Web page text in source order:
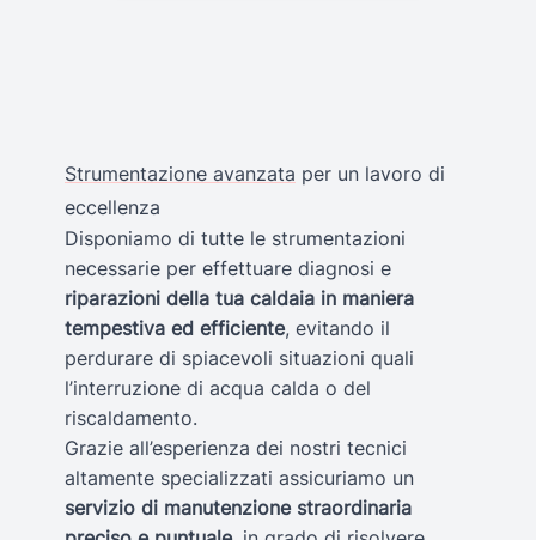
Strumentazione avanzata per un lavoro di
eccellenza
Disponiamo di tutte le strumentazioni
necessarie per effettuare diagnosi e
riparazioni della tua caldaia in maniera
tempestiva ed efficiente, evitando il
perdurare di spiacevoli situazioni quali
l’interruzione di acqua calda o del
riscaldamento.
Grazie all’esperienza dei nostri tecnici
altamente specializzati assicuriamo un
servizio di manutenzione straordinaria